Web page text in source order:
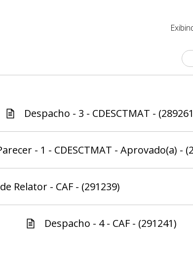
Despacho - 3 - CDESCTMAT -
- 1 - CDESCTMAT - Aprovado(a) -
Relator - CAF - (291239)
Despacho - 4 - CAF - (291241)